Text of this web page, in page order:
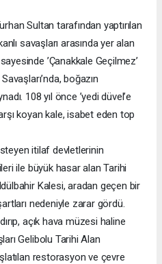
Sultan tarafından yaptırılan
savaşları arasında yer alan
’Çanakkale Geçilmez’
boğazın
108 yıl önce ’yedi düvel’e
koyan kale, isabet eden top
itilaf devletlerinin
ile büyük hasar alan Tarihi
Kalesi, aradan geçen bir
nedeniyle zarar gördü.
açık hava müzesi haline
Gelibolu Tarihi Alan
restorasyon ve çevre